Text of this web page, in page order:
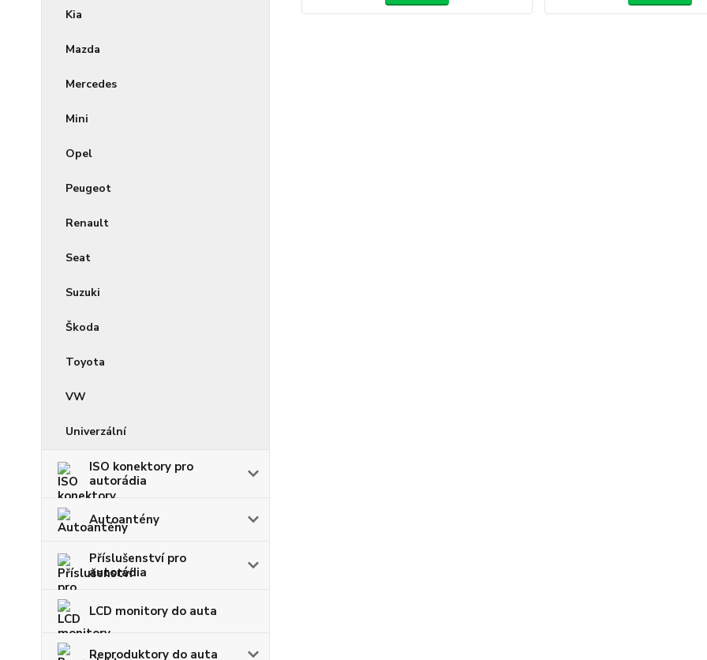
Kia
Mazda
Mercedes
Mini
Opel
Peugeot
Renault
Seat
Suzuki
Škoda
Toyota
VW
Univerzální
ISO konektory pro
autorádia
Autoantény
Příslušenství pro
autorádia
LCD monitory do auta
Reproduktory do auta